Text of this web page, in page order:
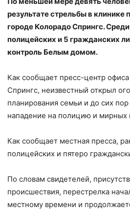
результате стрельбы в клинике
городе Колорадо Спрингс.
полицейских и 5 гражданских
контроль Белым домом.
Как сообщает пресс-центр
Спрингс, неизвестный открыл
планирования семьи и до сих
нападение на полицию и мирных
Как сообщает местная пресса,
полицейских и пятеро
По словам свидетелей,
происшествия, перестрелка
местному времени и